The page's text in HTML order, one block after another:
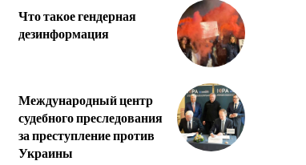
Что такое гендерная
дезинформация
Международный центр
судебного преследования
за преступление против
Украины